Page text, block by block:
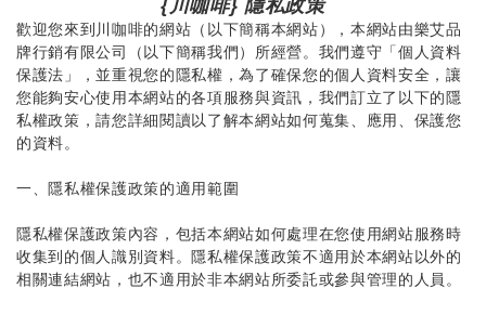
{川咖啡} 隱私政策
歡迎您來到川咖啡的網站（以下簡稱本網站），本網站由樂艾品
牌行銷有限公司（以下簡稱我們）所經營。我們遵守「個人資料
保護法」，並重視您的隱私權，為了確保您的個人資料安全，讓
您能夠安心使用本網站的各項服務與資訊，我們訂立了以下的隱
私權政策，請您詳細閱讀以了解本網站如何蒐集、應用、保護您
的資料。
一、隱私權保護政策的適用範圍
隱私權保護政策內容，包括本網站如何處理在您使用網站服務時
收集到的個人識別資料。隱私權保護政策不適用於本網站以外的
相關連結網站，也不適用於非本網站所委託或參與管理的人員。